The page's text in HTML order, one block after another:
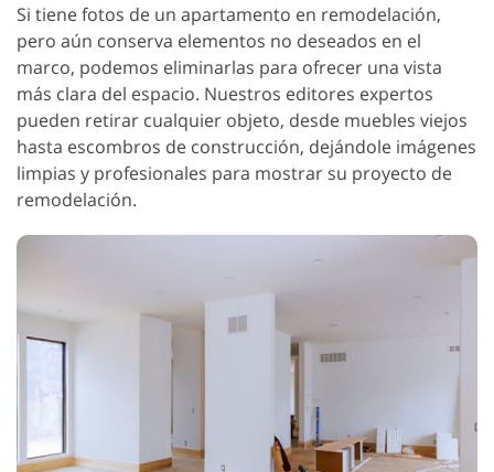
Si tiene fotos de un apartamento en remodelación,
pero aún conserva elementos no deseados en el
marco, podemos eliminarlas para ofrecer una vista
más clara del espacio. Nuestros editores expertos
pueden retirar cualquier objeto, desde muebles viejos
hasta escombros de construcción, dejándole imágenes
limpias y profesionales para mostrar su proyecto de
remodelación.